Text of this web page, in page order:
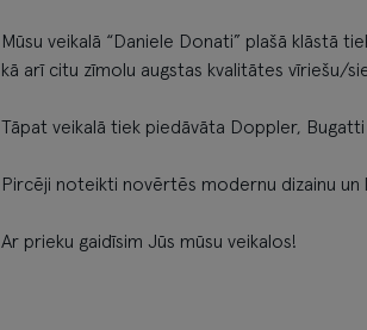
Mūsu veikalā “Daniele Donati” plašā klāstā
kā arī citu zīmolu augstas kvalitātes vīriešu/
Tāpat veikalā tiek piedāvāta Doppler,
Pircēji noteikti novērtēs modernu dizainu
Ar prieku gaidīsim Jūs mūsu veikalos!